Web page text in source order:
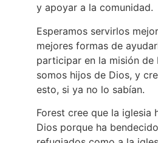
y apoyar a la comunidad.
Esperamos servirlos
mejores formas de
participar en la misión de
somos hijos de Dios, y
esto, si ya no lo sabían.
Forest cree que la iglesia
Dios porque ha